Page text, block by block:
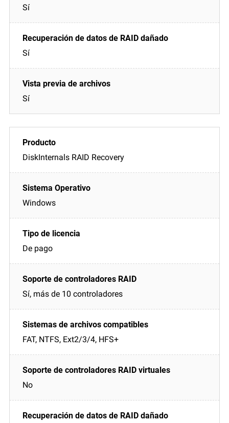
Sí
Sí
Sí
DiskInternals RAID Recovery
Windows
De pago
Sí, más de 10 controladores
FAT, NTFS, Ext2/3/4, HFS+
No